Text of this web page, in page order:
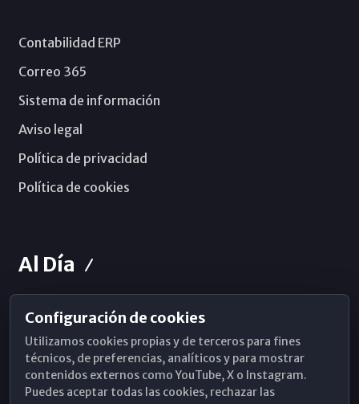
Contabilidad ERP
Correo 365
Sistema de información
Aviso legal
Política de privacidad
Política de cookies
Al Día
Horarios de Misa
Hemeroteca
WhatsApp
Configuración de cookies
Utilizamos cookies propias y de terceros para fines
técnicos, de preferencias, analíticos y para mostrar
contenidos externos como YouTube, X o Instagram.
Puedes aceptar todas las cookies, rechazar las